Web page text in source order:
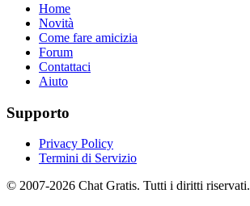
Home
Novità
Come fare amicizia
Forum
Contattaci
Aiuto
Supporto
Privacy Policy
Termini di Servizio
© 2007-2026 Chat Gratis. Tutti i diritti riservati.